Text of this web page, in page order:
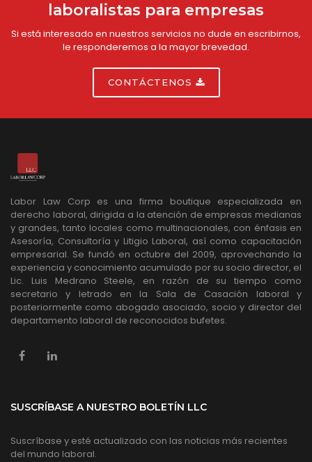
laboralistas para empresas
Si está interesado en nuestros servicios no dude en escribirnos,
le responderemos a la mayor brevedad.
CONTÁCTENOS
Labor Law Corp es una firma boutique especializada en
derecho laboral, dirigida a la atención de empresas medianas
y grandes, tanto locales como multinacionales, con énfasis en
Asesoría, Consultoría y Litigio Laboral, así como capacitación
empresarial. Se fundó en octubre del 2009, aprovechando la
experiencia y conocimiento acumulado por su socio director, el
Lic. Luis Medrano Steele, en razón de su tiempo como
secretario y letrado en la Sala de Casación laboral y
posteriormente como abogado asociado, socio y director del
departamento laboral de reconocidos bufetes.
SUSCRÍBASE A NUESTRO BOLETÍN LLC
Suscríbase y esté actualizado con las noticias más recientes
del mundo laboral.